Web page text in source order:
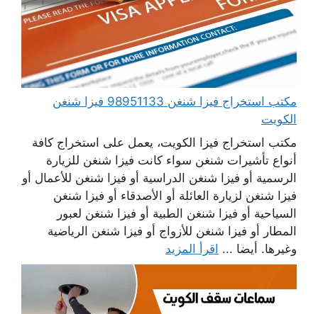
مكتب استخراج فيزا شنغن 98951133 فيزا شنغن
الكويت
مكتب استخراج فيزا الكويت، يعمل على استخراج كافة
أنواع تأشيرات شنغن سواء كانت فيزا شنغن للزيارة
الرسمية أو فيزا شنغن الدراسية أو فيزا شنغن للأعمال أو
فيزا شنغن لزيارة العائلة أو الأصدقاء أو فيزا شنغن
السياحية أو فيزا شنغن الطبية أو فيزا شنغن لعبور
المطار أو فيزا شنغن للأزواج أو فيزا شنغن الرياضية
وغيرها. أيضا ... اقرأ المزيد